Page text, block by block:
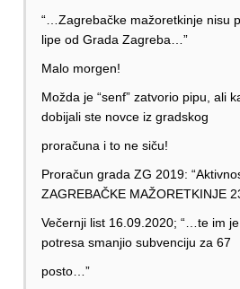
“…Zagrebačke mažoretkinje nisu
lipe od Grada Zagreba…”
Malo morgen!
Možda je “senf” zatvorio pipu, ali
dobijali ste novce iz gradskog
proračuna i to ne siču!
Proračun grada ZG 2019:
ZAGREBAČKE MAŽORETKINJE
Večernji list 16.09.2020; “…te im
potresa smanjio subvenciju za 67
posto…”